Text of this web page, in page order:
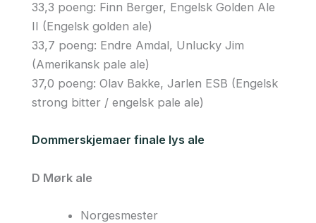
33,3 poeng: Finn Berger, Engelsk Golden Ale
II (Engelsk golden ale)
33,7 poeng: Endre Amdal, Unlucky Jim
(Amerikansk pale ale)
37,0 poeng: Olav Bakke, Jarlen ESB (Engelsk
strong bitter / engelsk pale ale)
Dommerskjemaer finale lys ale
D Mørk ale
Norgesmester